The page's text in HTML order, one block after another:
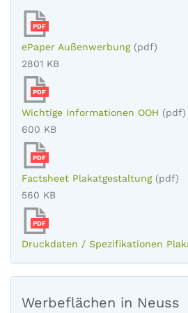
PDF
ePaper Außenwerbung (pdf)
2801 KB
PDF
Wichtige Informationen OOH (pdf)
600 KB
PDF
Factsheet Plakatgestaltung (pdf)
560 KB
PDF
Druckdaten / Spezifikationen
Werbeflächen in Neuss